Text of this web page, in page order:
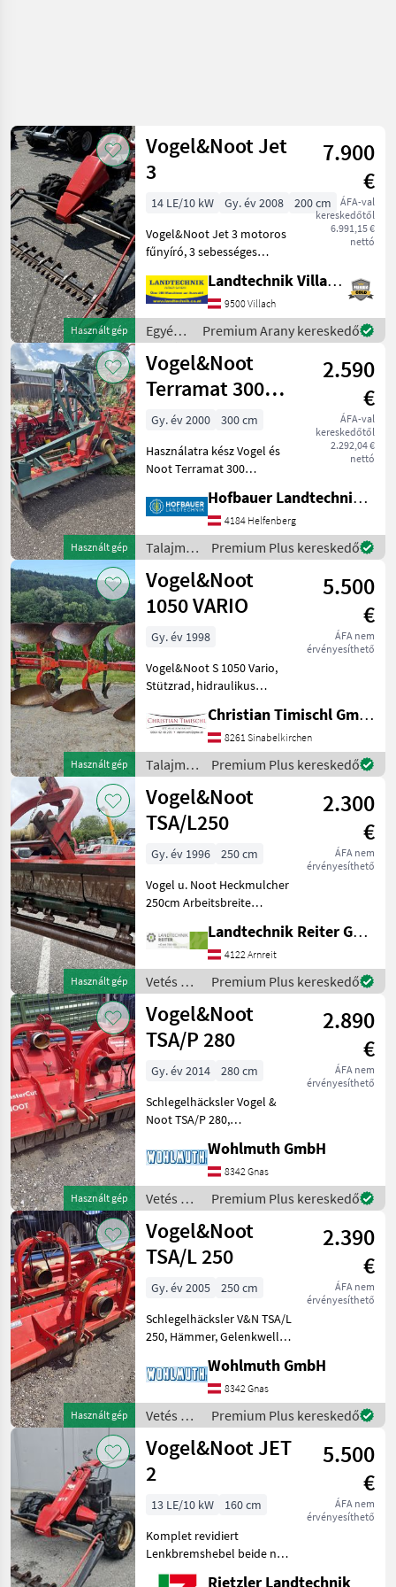
Használt gép
Vogel&Noot Jet
3
7.900
€
ÁFA-val
kereskedőtől
6.991,15 €
nettó
14 LE/10 kW Gy. év 2008
200 cm
Vogel&Noot Jet 3 motoros
fűnyíró, 3 sebességes
motorral, kormányfékkel,
ikerkerékkel ellátott
gumiabroncsokkal, nagyon
jó működési állapotban
Landtechnik Villach GmbH
9500 Villach
Egyéb
mezőgazdasági
erőgépek
/
Vogel&Noot
Premium Arany kereskedő
Használt gép
Vogel&Noot
Terramat 300
körforgásos
vetőgép
2.590
€
ÁFA-val
kereskedőtől
2.292,04 €
nettó
Gy. év 2000
300 cm
Használatra kész Vogel és
Noot Terramat 300
rúdhengertel és
kardánhajtással,
hidraulikus csatlakozó
nélkül!!! Azonnal elérhető
Csoroszlya: , Rotációs b
Hofbauer Landtechnik GmbH
4184 Helfenberg
Talajművelő
gépek /
Vogel&Noot
Premium Plus kereskedő
Használt gép
Vogel&Noot
1050 VARIO
5.500
€
ÁFA nem
érvényesíthető
Gy. év 1998
Vogel&Noot S 1050 Vario,
Stützrad, hidraulikus
Csoroszlyák: 4-vasú,
Kukoricaterelő, Tárcsás
csoroszlya, hidr.
Vágószélesség állítás,
Támkerék, Előhántó
Christian Timischl GmbH
8261 Sinabelkirchen
Talajművelő
gépek /
Vogel&Noot
Premium Plus kereskedő
Használt gép
Vogel&Noot
TSA/L250
2.300
€
ÁFA nem
érvényesíthető
Gy. év 1996
250 cm
Vogel u. Noot Heckmulcher
250cm Arbeitsbreite
Seitenverstellung
Gelenkwelle Nachlaufwalze
Antrieb über Riemen
Henger, oldalsó
csúszótalpak, talajtámas
Landtechnik Reiter GmbH.
4122 Arnreit
Vetés és
növényápolás
/
Vogel&Noot
Premium Plus kereskedő
Használt gép
Vogel&Noot
TSA/P 280
2.890
€
ÁFA nem
érvényesíthető
Gy. év 2014
280 cm
Schlegelhäcksler Vogel &
Noot TSA/P 280,
Hämmer, Gelenkwelle;
Lengőkés fajtája:
Lengőkalapács, Oldalirányú
eltolás: hidraulikus, Hátsó
szint
Wohlmuth GmbH
8342 Gnas
Vetés és
növényápolás
/
Vogel&Noot
Premium Plus kereskedő
Használt gép
Vogel&Noot
TSA/L 250
2.390
€
ÁFA nem
érvényesíthető
Gy. év 2005
250 cm
Schlegelhäcksler V&N TSA/L
250, Hämmer, Gelenkwelle,
Lengőkés fajtája:
Lengőkalapács, Oldalirányú
eltolás: hidraulikus, Hátsó
szinttartó henger V
Wohlmuth GmbH
8342 Gnas
Vetés és
növényápolás
/
Vogel&Noot
Premium Plus kereskedő
Vogel&Noot JET
2
5.500
€
ÁFA nem
érvényesíthető
13 LE/10 kW
160 cm
Komplet revidiert
Lenkbremshebel beide neu
Bremszlinder einer neu Gas
Rietzler Landtechnik